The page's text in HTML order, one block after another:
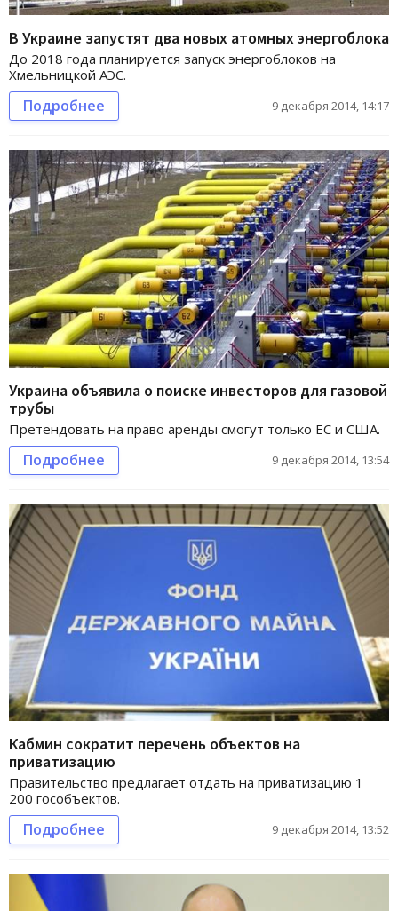
В Украине запустят два новых атомных энергоблока
До 2018 года планируется запуск энергоблоков на
Хмельницкой АЭС.
Подробнее 9 декабря 2014, 14:17
Украина объявила о поиске инвесторов для газовой
трубы
Претендовать на право аренды смогут только ЕС и США.
Подробнее 9 декабря 2014, 13:54
Кабмин сократит перечень объектов на
приватизацию
Правительство предлагает отдать на приватизацию 1
200 гособъектов.
Подробнее 9 декабря 2014, 13:52